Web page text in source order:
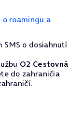
roamingu a
SMS o dosiahnutí
O2 Cestovná
do zahraničia